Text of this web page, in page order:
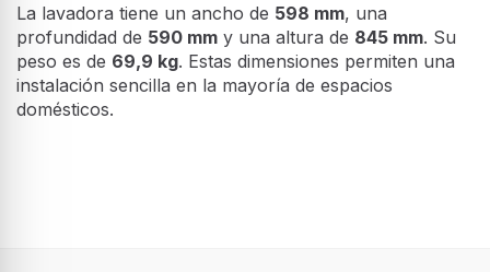
La lavadora tiene un ancho de 598 mm, una
profundidad de 590 mm y una altura de 845 mm. Su
peso es de 69,9 kg. Estas dimensiones permiten una
instalación sencilla en la mayoría de espacios
domésticos.